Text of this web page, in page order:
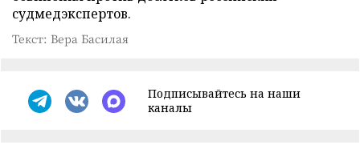
судмедэкспертов.
Текст: Вера Басилая
Подписывайтесь на наши
каналы